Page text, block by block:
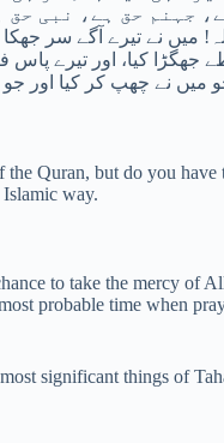
جہنم حق ہے، نبی حق
میں نے چھپ کر کیا اور جو
Quran, but do you have
way.
to take the mercy of
probable time when
significant things of